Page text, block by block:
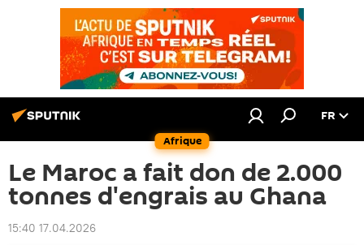
Afrique
FR
Le Maroc a fait don de 2.000
tonnes d'engrais au Ghana
15:40 17.04.2026